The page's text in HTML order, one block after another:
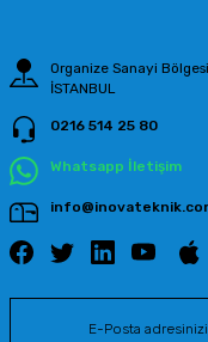
Organize Sanayi
İSTANBUL
0216 514 25 80
Whatsapp İletişim